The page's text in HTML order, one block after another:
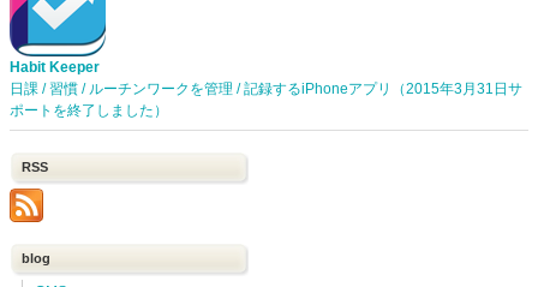
Habit Keeper
日課 / 習慣 / ルーチンワークを管理 / 記録するiPhoneアプリ（2015年3月31日サ
ポートを終了しました）
RSS
blog